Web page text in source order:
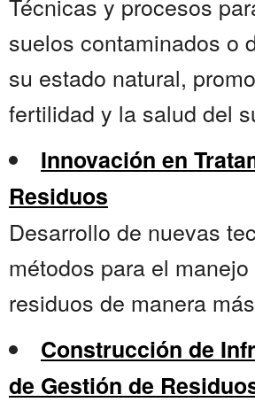
suelos contaminados o
su estado natural,
fertilidad y la salud del
Innovación en
Residuos
Desarrollo de nuevas
métodos para el
residuos de manera
Construcción de
de Gestión de